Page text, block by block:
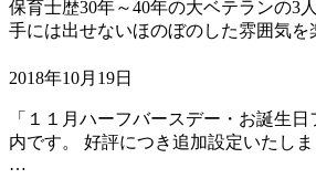
保育士歴30年～40年の大ベテランの3
手には出せないほのぼのした雰囲気
2018年10月19日
「１１月ハーフバースデー・お誕生
内です。 好評につき追加設定いたし
…